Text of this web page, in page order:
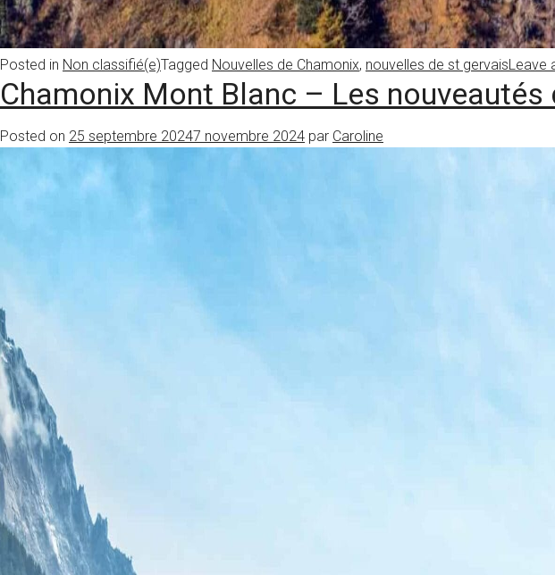
Posted in Non classifié(e)Tagged Nouvelles de Chamonix, nouvelles de st gervaisLeave
Chamonix Mont Blanc – Les nouveautés
Posted on 25 septembre 20247 novembre 2024 par Caroline